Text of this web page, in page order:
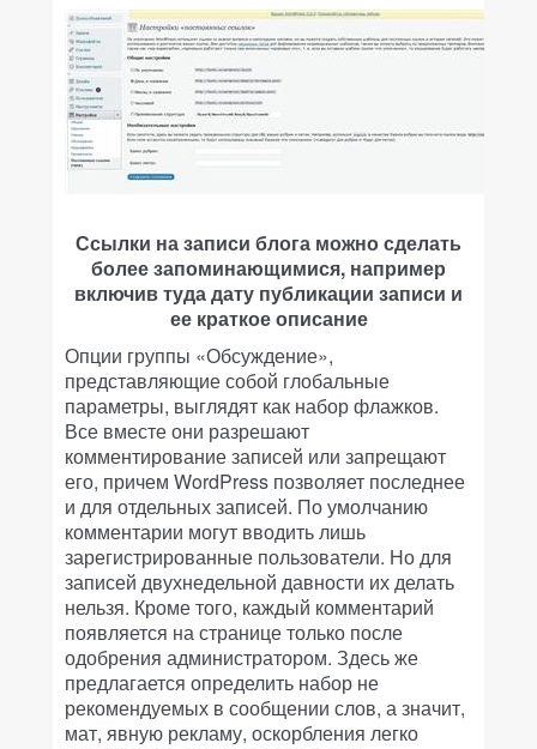
Ссылки на записи блога можно сделать
более запоминающимися, например
включив туда дату публикации записи и
ее краткое описание
Опции группы «Обсуждение»,
представляющие собой глобальные
параметры, выглядят как набор флажков.
Все вместе они разрешают
комментирование записей или запрещают
его, причем WordPress позволяет последнее
и для отдельных записей. По умолчанию
комментарии могут вводить лишь
зарегистрированные пользователи. Но для
записей двухнедельной давности их делать
нельзя. Кроме того, каждый комментарий
появляется на странице только после
одобрения администратором. Здесь же
предлагается определить набор не
рекомендуемых в сообщении слов, а значит,
мат, явную рекламу, оскорбления легко